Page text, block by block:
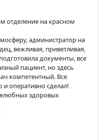
отделение на красном
администратор на
вежливая, приветливая,
документы, все
пациент, но здесь
компетентный. Все
оперативно сделал!
здоровых